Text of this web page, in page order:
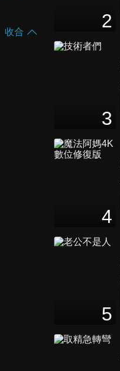
收合
2
3
4
5